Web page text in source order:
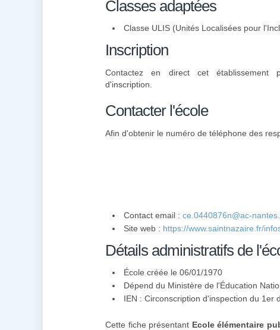
Classes adaptées
Classe ULIS (Unités Localisées pour
Inscription
Contactez en direct cet établissement
d'inscription.
Contacter l'école
Afin d'obtenir le numéro de téléphone des
Contact email : ce.0440876n@ac-
Site web : https://www.saintnazaire.fr/
Détails administratifs de
École créée le 06/01/1970
Dépend du Ministère de l'Éducation
IEN : Circonscription d'inspection du 1er
Cette fiche présentant Ecole élémentaire